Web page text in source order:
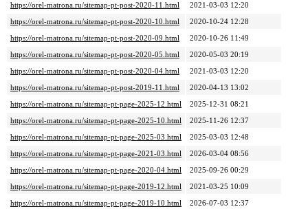
https://orel-matrona.ru/sitemap-pt-post-2020-11.html
2021-03-03 12:20
https://orel-matrona.ru/sitemap-pt-post-2020-10.html
2020-10-24 12:28
https://orel-matrona.ru/sitemap-pt-post-2020-09.html
2020-10-26 11:49
https://orel-matrona.ru/sitemap-pt-post-2020-05.html
2020-05-03 20:19
https://orel-matrona.ru/sitemap-pt-post-2020-04.html
2021-03-03 12:20
https://orel-matrona.ru/sitemap-pt-post-2019-11.html
2020-04-13 13:02
https://orel-matrona.ru/sitemap-pt-page-2025-12.html
2025-12-31 08:21
https://orel-matrona.ru/sitemap-pt-page-2025-10.html
2025-11-26 12:37
https://orel-matrona.ru/sitemap-pt-page-2025-03.html
2025-03-03 12:48
https://orel-matrona.ru/sitemap-pt-page-2021-03.html
2026-03-04 08:56
https://orel-matrona.ru/sitemap-pt-page-2020-04.html
2025-09-26 00:29
https://orel-matrona.ru/sitemap-pt-page-2019-12.html
2021-03-25 10:09
https://orel-matrona.ru/sitemap-pt-page-2019-10.html
2026-07-03 12:37